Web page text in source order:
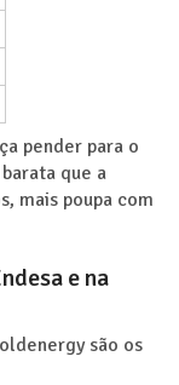
pender para o
que a
mais poupa com
e na
são os